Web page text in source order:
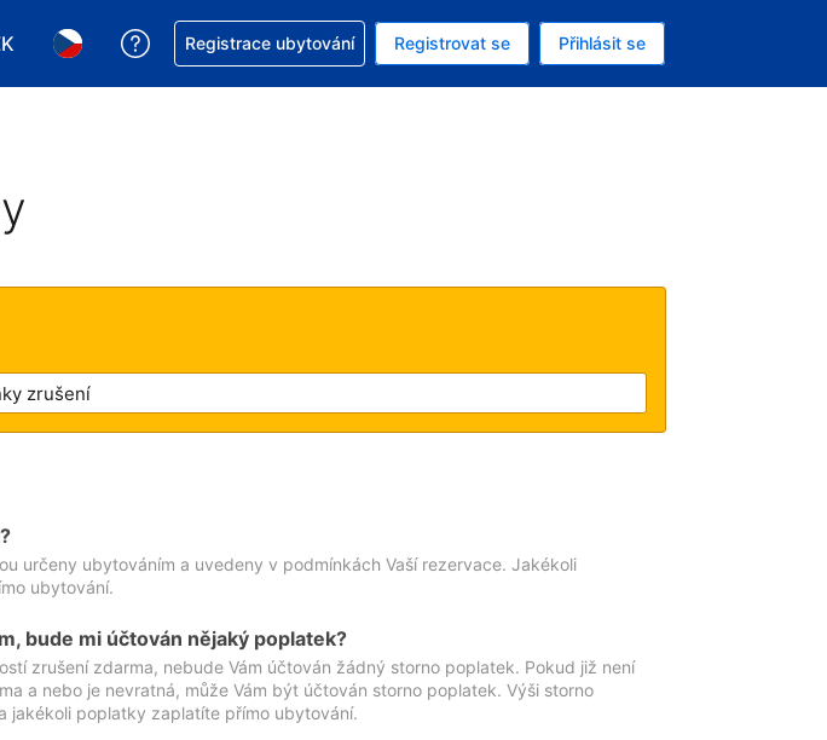
si měnu. Aktuálně zvolená měna: Česká koruna
Vyberte si jazyk. Aktuálně zvolený jazyk: V češtině
Asistence s rezervací
Registrace ubytování Registrovat se Přihlásit se
určeny ubytováním a uvedeny v podmínkách Vaší rezervace. Jakékoli
ubytování.
bude mi účtován nějaký poplatek?
zrušení zdarma, nebude Vám účtován žádný storno poplatek. Pokud již není
a nebo je nevratná, může Vám být účtován storno poplatek. Výši storno
jakékoli poplatky zaplatíte přímo ubytování.